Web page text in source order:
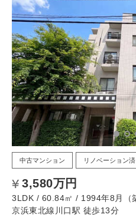
中古マンション リノベーション済
3,580万円
3LDK / 60.84㎡ / 1994年8月（
京浜東北線川口駅 徒歩13分